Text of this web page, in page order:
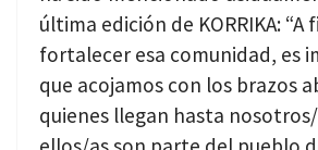
última edición de KORRIKA:
fortalecer esa comunidad, es
que acojamos con los brazos
quienes llegan hasta